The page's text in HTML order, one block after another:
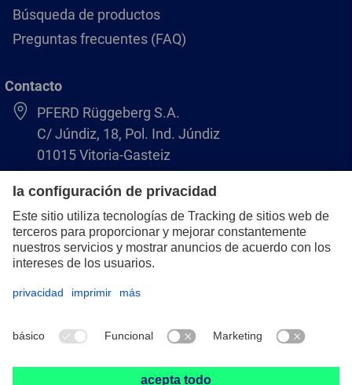
Búsqueda de productos
Preguntas frecuentes (FAQ)
Contacto
PFERD Rüggeberg S.A.
C/ Júndiz, 18, Pol. Ind. Júndiz
01015 Vitoria-Gasteiz
+34 945 184 400
pferd-es@pferd.com
Aviso legal
CGV